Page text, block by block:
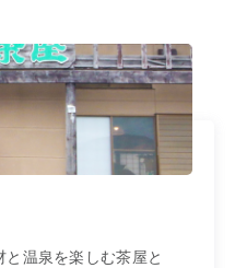
温泉を楽しむ茶屋と